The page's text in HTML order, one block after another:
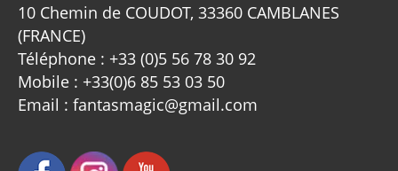
10 Chemin de COUDOT, 33360 CAMBLANES
(FRANCE)
Téléphone : +33 (0)5 56 78 30 92
Mobile : +33(0)6 85 53 03 50
Email : fantasmagic@gmail.com